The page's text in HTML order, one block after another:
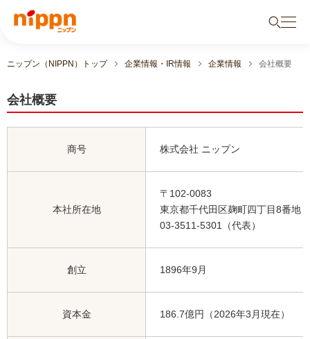
ニップン（NIPPN）トップ 企業情報・IR情報 企業情報 会社概要
会社概要
商号 株式会社 ニップン
本社所在地
〒102-0083
東京都千代田区麹町四丁目8番地
03-3511-5301（代表）
創立 1896年9月
資本金 186.7億円（2026年3月現在）